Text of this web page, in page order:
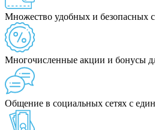
Множество удобных и безопасных
Многочисленные акции и бонусы
Общение в социальных сетях с